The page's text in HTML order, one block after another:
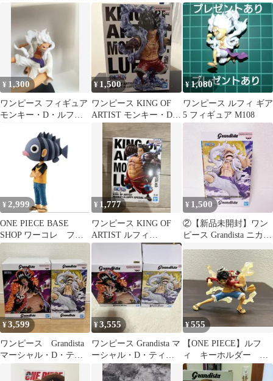
ィ ギア3
2枚セット
SPECIAL
¥ 1,300
ワンピース フィギュア
モンキー・D・ルフィ
¥ 1,500
ワンピース KING OF
ARTIST モンキー・D・
ルフィ SPECIAL
¥1,080
ワンピース ルフィ ギア
5 フィギュア M108
¥ 2,999
ONE PIECE BASE
SHOP ワーコレ フィ
ギュア 尾田栄一郎
¥ 1,777
ワンピース KING OF
ARTIST ルフィ
SPECIAL ver.II
¥ 1,500
②【新品未開封】ワン
ピース Grandista ニカ
ア
¥3,599
ワンピース Grandista
マーシャル・D・ティ
¥3,555
ワンピース Grandista マ
ーシャル・D・ティー
チ ルフィ
¥555
【ONE PIECE】ルフ
ィ キーホルダー ワ
ンピース